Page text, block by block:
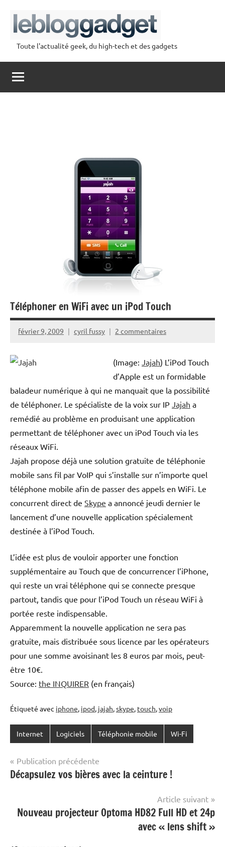
contenu
lebloggadget
Toute l'actualité geek, du high-tech et des gadgets
Téléphoner en WiFi avec un iPod Touch
février 9, 2009 cyril fussy 2 commentaires
(Image: Jajah) L’iPod Touch
d’Apple est un formidable
baladeur numérique à qui ne manquait que la possibilité
de téléphoner. Le spécialiste de la voix sur IP Jajah a
remédié au problème en produisant une application
permettant de téléphoner avec un iPod Touch via les
réseaux WiFi.
Jajah propose déjà une solution gratuite de téléphonie
mobile sans fil par VoIP qui s’installe sur n’importe quel
téléphone mobile afin de passer des appels en WiFi. Le
concurrent direct de Skype a annoncé jeudi dernier le
lancement d’une nouvelle application spécialement
destinée à l’iPod Touch.
L’idée est plus de vouloir apporter une fonction
supplémentaire au Touch que de concurrencer l’iPhone,
qui reste un vrai téléphone qui se connecte presque
partout, tandis que pour l’iPod Touch un réseau WiFi à
portée reste indispensable.
Apparemment la nouvelle application ne sera pas
gratuite, mais distribuée sous licence par les opérateurs
pour une somme avoisinant les 8 euros par mois, peut-
être 10€.
Source: the INQUIRER (en français)
Étiqueté avec iphone, ipod, jajah,skype, touch,voip
Internet Logiciels Téléphonie mobile Wi-Fi
Navigation
de
Publication précédente
Décapsulez vos bières avec la ceinture !
Article suivant
Nouveau projecteur Optoma HD82 Full HD et 24p
avec « lens shift »